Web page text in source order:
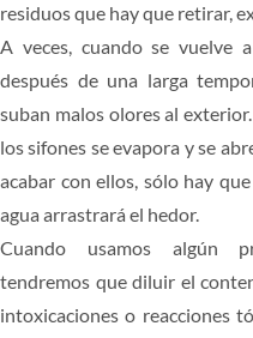
residuos que hay que retirar,
A veces, cuando se vuelve
después de una larga
suban malos olores al
los sifones se evapora y se
acabar con ellos, sólo hay
agua arrastrará el hedor.
Cuando usamos algún
tendremos que diluir el
intoxicaciones o reacciones